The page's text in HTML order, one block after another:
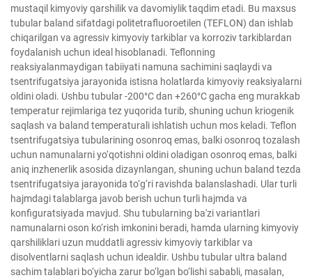
mustaqil kimyoviy qarshilik va davomiylik taqdim etadi. Bu maxsus
tubular baland sifatdagi politetrafluoroetilen (TEFLON) dan ishlab
chiqarilgan va agressiv kimyoviy tarkiblar va korroziv tarkiblardan
foydalanish uchun ideal hisoblanadi. Teflonning
reaksiyalanmaydigan tabiiyati namuna sachimini saqlaydi va
tsentrifugatsiya jarayonida istisna holatlarda kimyoviy reaksiyalarni
oldini oladi. Ushbu tubular -200°C dan +260°C gacha eng murakkab
temperatur rejimlariga tez yuqorida turib, shuning uchun kriogenik
saqlash va baland temperaturali ishlatish uchun mos keladi. Teflon
tsentrifugatsiya tubularining osonroq emas, balki osonroq tozalash
uchun namunalarni yo‘qotishni oldini oladigan osonroq emas, balki
aniq inzhenerlik asosida dizaynlangan, shuning uchun baland tezda
tsentrifugatsiya jarayonida to‘g‘ri ravishda balanslashadi. Ular turli
hajmdagi talablarga javob berish uchun turli hajmda va
konfiguratsiyada mavjud. Shu tubularning ba'zi variantlari
namunalarni oson ko‘rish imkonini beradi, hamda ularning kimyoviy
qarshiliklari uzun muddatli agressiv kimyoviy tarkiblar va
disolventlarni saqlash uchun idealdir. Ushbu tubular ultra baland
sachim talablari bo‘yicha zarur bo‘lgan bo‘lishi sababli, masalan,